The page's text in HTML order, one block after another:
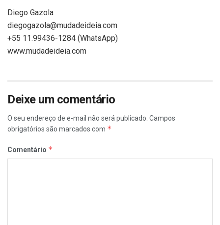
Diego Gazola
diegogazola@mudadeideia.com
+55 11.99436-1284 (WhatsApp)
www.mudadeideia.com
Deixe um comentário
O seu endereço de e-mail não será publicado. Campos
obrigatórios são marcados com *
Comentário *